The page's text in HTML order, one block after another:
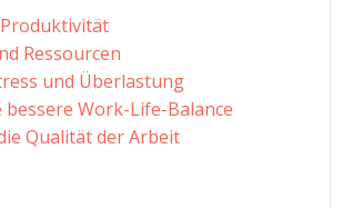
Ressourcen
und Überlastung
bessere Work-Life-Balance
Qualität der Arbeit